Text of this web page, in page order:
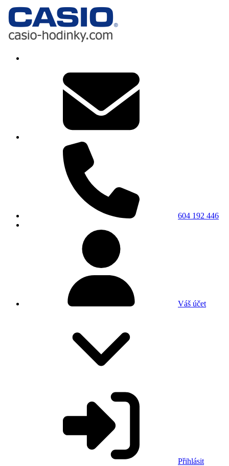
604 192 446
Váš účet
Přihlásit